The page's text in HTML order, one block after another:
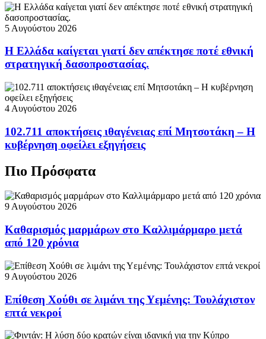
5 Αυγούστου 2026
Η Ελλάδα καίγεται γιατί δεν απέκτησε ποτέ εθνική
στρατηγική δασοπροστασίας.
4 Αυγούστου 2026
102.711 αποκτήσεις ιθαγένειας επί Μητσοτάκη – Η
κυβέρνηση οφείλει εξηγήσεις
Πιο Πρόσφατα
9 Αυγούστου 2026
Καθαρισμός μαρμάρων στο Καλλιμάρμαρο μετά
από 120 χρόνια
9 Αυγούστου 2026
Επίθεση Χούθι σε λιμάνι της Υεμένης: Τουλάχιστον
επτά νεκροί